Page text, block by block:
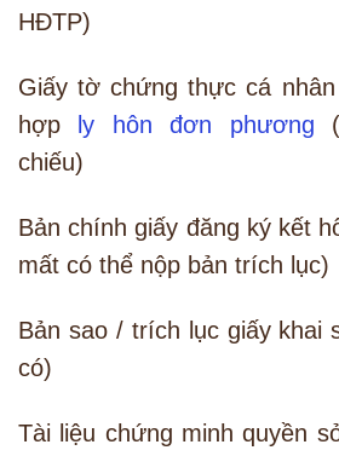
HĐTP)
Giấy tờ chứng thực cá
hợp
ly hôn đơn phương
chiếu)
Bản chính giấy đăng ký kết
mất có thể nộp bản trích lục)
Bản sao / trích lục giấy khai
có)
Tài liệu chứng minh quyền